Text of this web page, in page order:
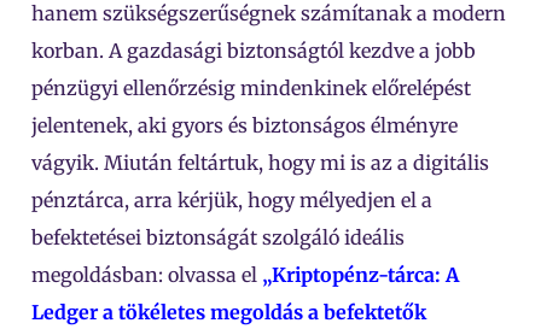
hanem szükségszerűségnek számítanak a modern
korban. A gazdasági biztonságtól kezdve a jobb
pénzügyi ellenőrzésig mindenkinek előrelépést
jelentenek, aki gyors és biztonságos élményre
vágyik. Miután feltártuk, hogy mi is az a digitális
pénztárca, arra kérjük, hogy mélyedjen el a
befektetései biztonságát szolgáló ideális
megoldásban: olvassa el „Kriptopénz-tárca: A
Ledger a tökéletes megoldás a befektetők